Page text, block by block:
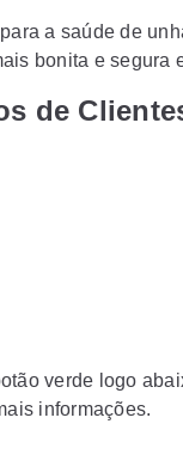
a saúde de
bonita e segura
de
verde logo
informações.